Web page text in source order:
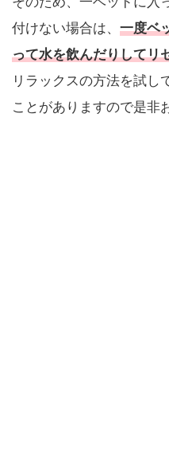
付けない場合は、 一度ベ
って水を飲んだりしてリ
リラックスの方法を試し
ことがありますので是非